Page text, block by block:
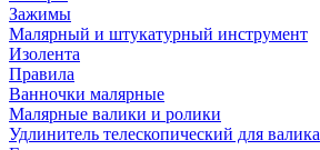
Зажимы
Малярный и штукатурный инструмент
Изолента
Правила
Ванночки малярные
Малярные валики и ролики
Удлинитель телескопический для валика